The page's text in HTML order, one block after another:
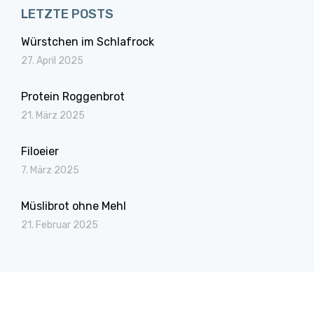
LETZTE POSTS
Würstchen im Schlafrock
27. April 2025
Protein Roggenbrot
21. März 2025
Filoeier
7. März 2025
Müslibrot ohne Mehl
21. Februar 2025